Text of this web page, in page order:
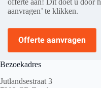
aanvragen’ te klikken.
Offerte aanvragen
Bezoekadres
Jutlandsestraat 3